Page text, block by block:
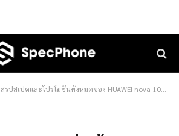
สรุปสเปคและโปรโมชั่นทั้งหมดของ HUAWEI nova 10 Series พร้อมด้วยโปรจากร้านต่างๆ